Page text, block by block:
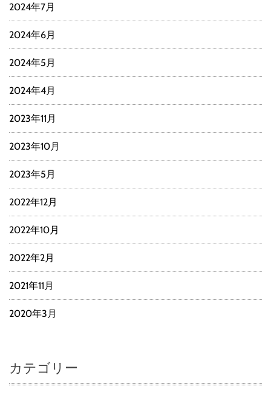
2024年7月
2024年6月
2024年5月
2024年4月
2023年11月
2023年10月
2023年5月
2022年12月
2022年10月
2022年2月
2021年11月
2020年3月
カテゴリー